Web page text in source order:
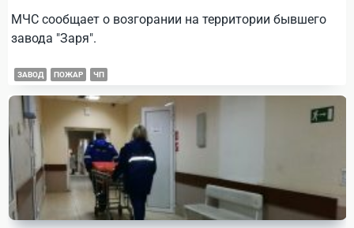
МЧС сообщает о возгорании на территории бывшего
завода "Заря".
ЗАВОД ПОЖАР ЧП